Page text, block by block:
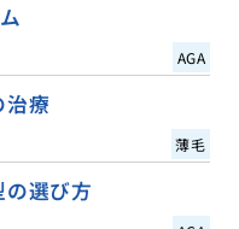
AGA
療
薄毛
選び方